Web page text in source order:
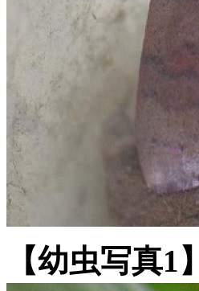
【幼虫写真1】